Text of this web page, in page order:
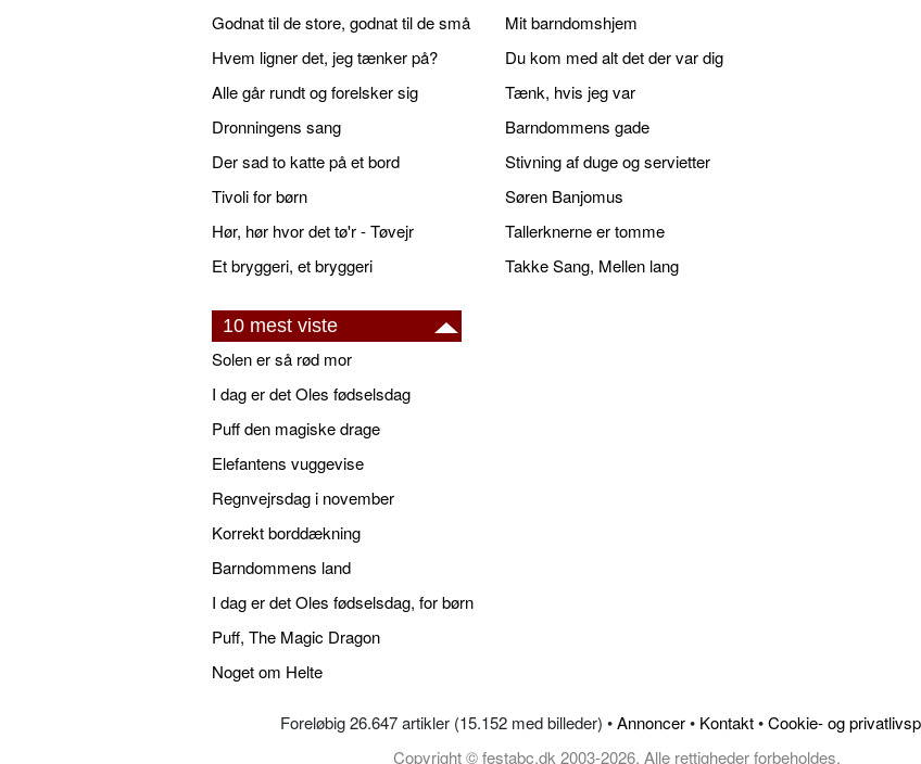
Godnat til de store, godnat til de små
Hvem ligner det, jeg tænker på?
Alle går rundt og forelsker sig
Dronningens sang
Der sad to katte på et bord
Tivoli for børn
Hør, hør hvor det tø'r - Tøvejr
Et bryggeri, et bryggeri
Mit barndomshjem
Du kom med alt det der var dig
Tænk, hvis jeg var
Barndommens gade
Stivning af duge og servietter
Søren Banjomus
Tallerknerne er tomme
Takke Sang, Mellen lang
10 mest viste
Solen er så rød mor
I dag er det Oles fødselsdag
Puff den magiske drage
Elefantens vuggevise
Regnvejrsdag i november
Korrekt borddækning
Barndommens land
I dag er det Oles fødselsdag, for børn
Puff, The Magic Dragon
Noget om Helte
Foreløbig 26.647 artikler (15.152 med billeder) •Annoncer• Kontakt•Cookie- og
Copyright © festabc.dk 2003-2026, Alle rettigheder forbeholdes.